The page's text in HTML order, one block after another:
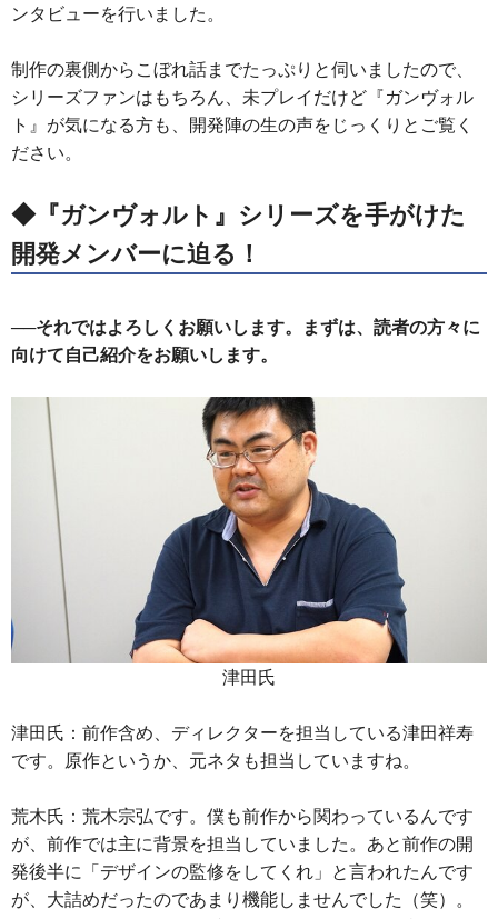
ンタビューを行いました。
制作の裏側からこぼれ話までたっぷりと伺いましたので、
シリーズファンはもちろん、未プレイだけど『ガンヴォル
ト』が気になる方も、開発陣の生の声をじっくりとご覧く
ださい。
◆『ガンヴォルト』シリーズを手がけた
開発メンバーに迫る！
──それではよろしくお願いします。まずは、読者の方々に
向けて自己紹介をお願いします。
津田氏
津田氏：前作含め、ディレクターを担当している津田祥寿
です。原作というか、元ネタも担当していますね。
荒木氏：荒木宗弘です。僕も前作から関わっているんです
が、前作では主に背景を担当していました。あと前作の開
発後半に「デザインの監修をしてくれ」と言われたんです
が、大詰めだったのであまり機能しませんでした（笑）。